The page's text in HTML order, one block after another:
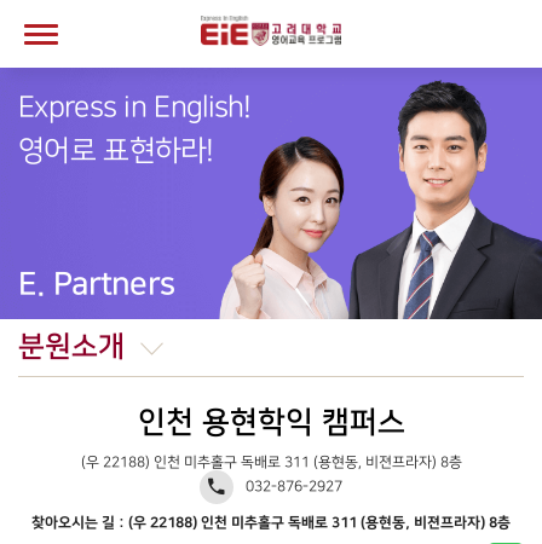
Express in English!
영어로 표현하라!
E. Partners
분원소개
인천 용현학익 캠퍼스
(우 22188) 인천 미추홀구 독배로 311 (용현동, 비젼프라자) 8층
032-876-2927
찾아오시는 길 : (우 22188) 인천 미추홀구 독배로 311 (용현동, 비젼프라자) 8층